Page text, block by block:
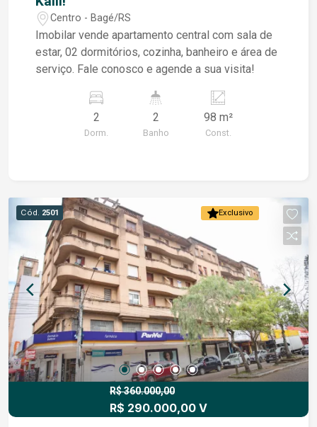
Centro - Bagé/RS
Imobilar vende apartamento central com sala de
estar, 02 dormitórios, cozinha, banheiro e área de
serviço. Fale conosco e agende a sua visita!
2
Dorm.
2
Banho
98 m²
Const.
Exclusivo
Cód. 2501
R$ 360.000,00
R$ 290.000,00 V